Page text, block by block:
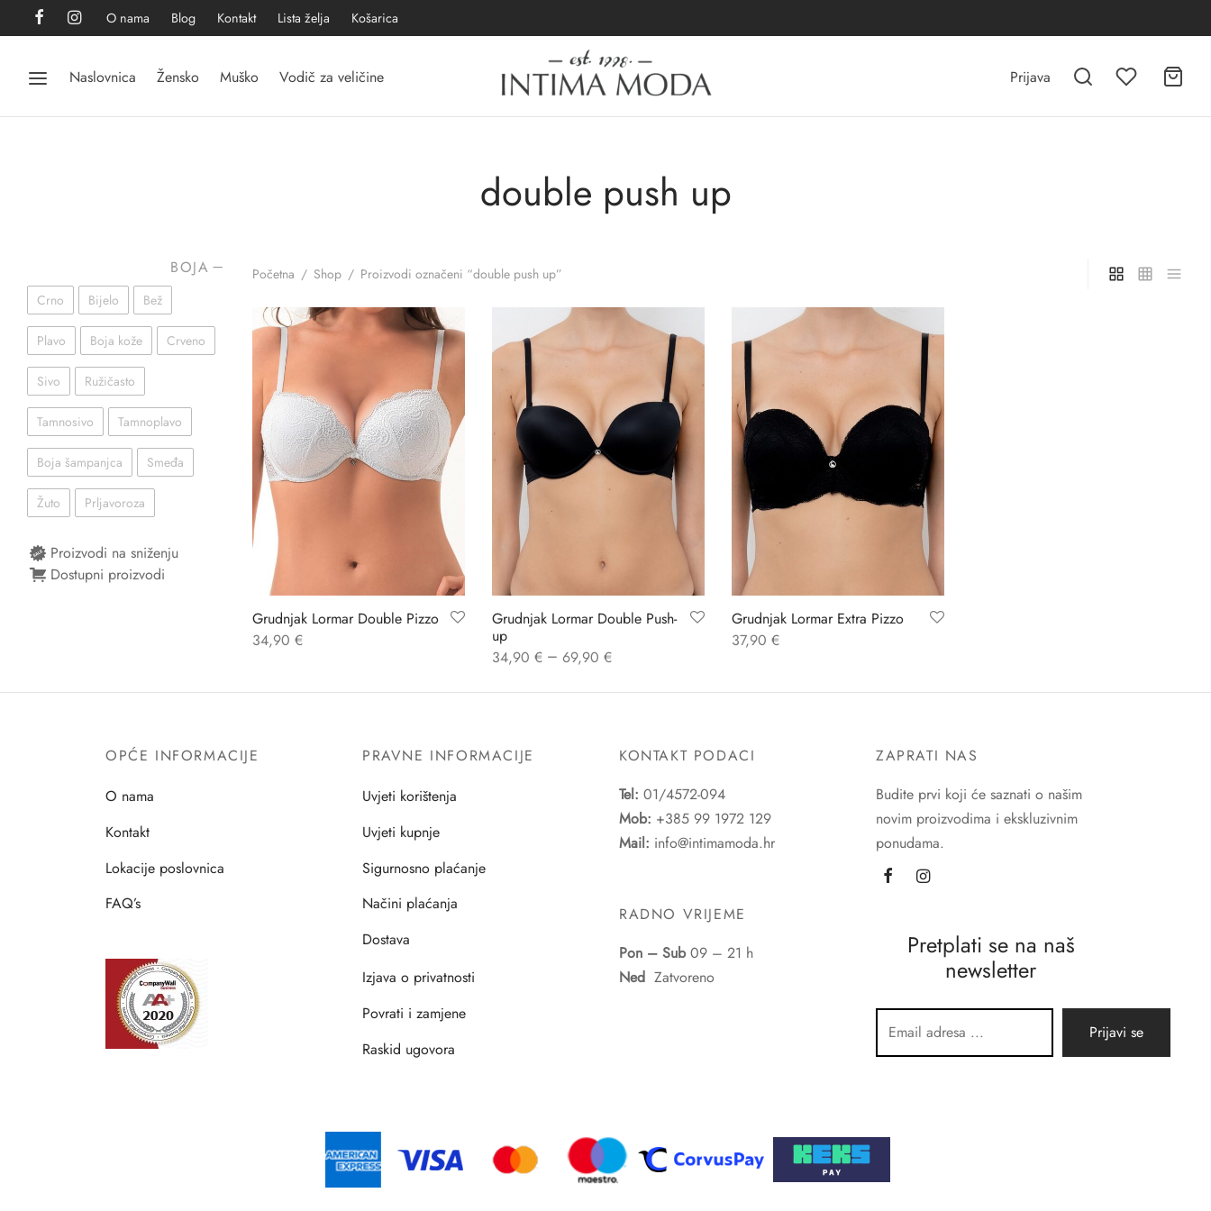
O nama Blog Kontakt Lista želja Košarica
Naslovnica Žensko Muško Vodič za veličine Prijava
double push up
BOJA
Crno Bijelo Bež
Plavo Boja kože Crveno
Sivo Ružičasto
Tamnosivo Tamnoplavo
Boja šampanjca Smeđa
Žuto Prljavoroza
Proizvodi na sniženju
Dostupni proizvodi
Početna / Shop / Proizvodi označeni “double push up”
Grudnjak Lormar Double Pizzo
34,90 €
Grudnjak Lormar Double Push-
up
34,90 € – 69,90 €
Grudnjak Lormar Extra Pizzo
37,90 €
OPĆE INFORMACIJE
O nama
Kontakt
Lokacije poslovnica
FAQ’s
PRAVNE INFORMACIJE
Uvjeti korištenja
Uvjeti kupnje
Sigurnosno plaćanje
Načini plaćanja
Dostava
Izjava o privatnosti
Povrati i zamjene
Raskid ugovora
KONTAKT PODACI
Tel: 01/4572-094
Mob: +385 99 1972 129
Mail: info@intimamoda.hr
RADNO VRIJEME
Pon – Sub09 – 21 h
Ned Zatvoreno
ZAPRATI NAS
Budite prvi koji će saznati o našim
novim proizvodima i ekskluzivnim
ponudama.
Pretplati se na naš
newsletter